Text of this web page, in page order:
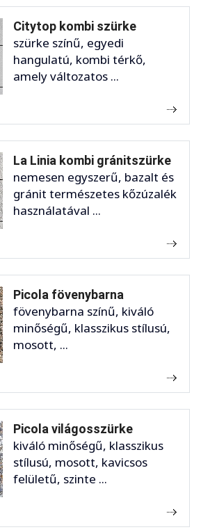
Citytop kombi szürke
szürke színű, egyedi
hangulatú, kombi térkő,
amely változatos ...
La Linia kombi gránitszürke
nemesen egyszerű, bazalt és
gránit természetes kőzúzalék
használatával ...
Picola fövenybarna
fövenybarna színű, kiváló
minőségű, klasszikus stílusú,
mosott, ...
Picola világosszürke
kiváló minőségű, klasszikus
stílusú, mosott, kavicsos
felületű, szinte ...